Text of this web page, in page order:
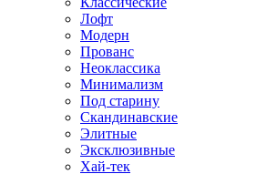
Лофт
Модерн
Прованс
Неоклассика
Минимализм
Под старину
Скандинавские
Элитные
Эксклюзивные
Хай-тек